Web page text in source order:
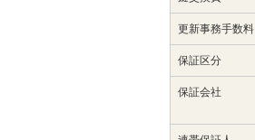
更新事務手数料
保証区分
保証会社